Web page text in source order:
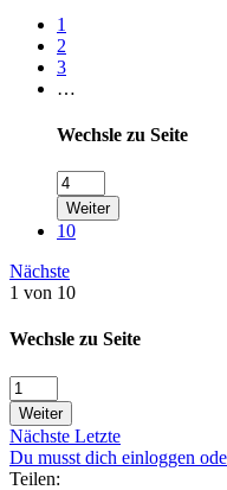
1
2
3
…
Wechsle zu Seite
Weiter
10
Nächste
1 von 10
Wechsle zu Seite
Weiter
Nächste Letzte
Du musst dich einloggen
Teilen: